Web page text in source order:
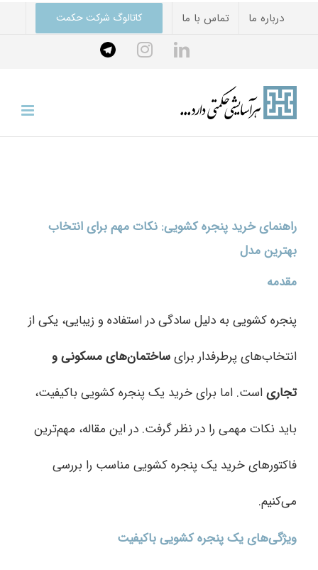
درباره ما تماس با ما
کاتالوگ شرکت حکمت
linkedin
instagram
Telegram
راهنمای خرید پنجره کشویی: نکات مهم برای انتخاب
بهترین مدل
مقدمه
پنجره کشویی به دلیل سادگی در استفاده و زیبایی، یکی از
انتخاب‌های پرطرفدار برایساختمان‌های مسکونی و
تجاریاست. اما برای خرید یک پنجره کشویی باکیفیت،
باید نکات مهمی را در نظر گرفت. در این مقاله، مهم‌ترین
فاکتورهای خرید یک پنجره کشویی مناسب را بررسی
می‌کنیم.
ویژگی‌های یک پنجره کشویی باکیفیت